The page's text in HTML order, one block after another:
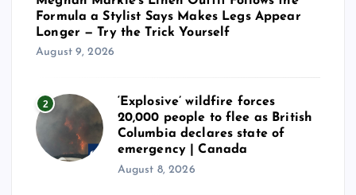
Formula a Stylist Says Makes Legs Appear
Longer — Try the Trick Yourself
August 9, 2026
2
‘Explosive’ wildfire forces
20,000 people to flee as British
Columbia declares state of
emergency | Canada
August 8, 2026